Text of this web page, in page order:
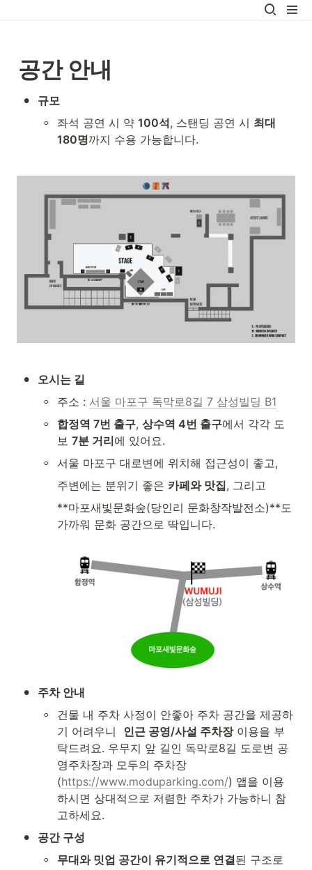
공간 안내
• 규모
◦ 좌석 공연 시 약 100석, 스탠딩 공연 시 최대
180명까지 수용 가능합니다.
• 오시는 길
◦ 주소 : 서울 마포구 독막로8길 7 삼성빌딩 B1
◦ 합정역 7번 출구, 상수역 4번 출구에서 각각 도
보 7분 거리에 있어요.
◦
서울 마포구 대로변에 위치해 접근성이 좋고,
주변에는 분위기 좋은 카페와 맛집, 그리고
**마포새빛문화숲(당인리 문화창작발전소)**도
가까워 문화 공간으로 딱입니다.
• 주차 안내
◦
건물 내 주차 사정이 안좋아 주차 공간을 제공하
기 어려우니 인근 공영/사설 주차장 이용을 부
탁드려요. 우무지 앞 길인 독막로8길 도로변 공
영주차장과 모두의 주차장
(https://www.moduparking.com/) 앱을 이용
하시면 상대적으로 저렴한 주차가 가능하니 참
고하세요.
• 공간 구성
◦ 무대와 밋업 공간이 유기적으로 연결된 구조로